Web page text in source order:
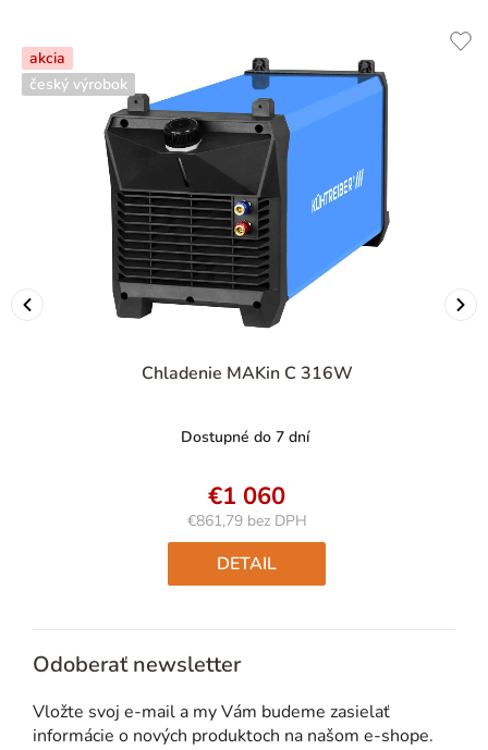
akcia
český výrobok
Chladenie MAKin C 316W
Dostupné do 7 dní
€1 060
€861,79 bez DPH
Jednotková
cena:
DETAIL
Odoberať newsletter
Vložte svoj e-mail a my Vám budeme zasielať
informácie o nových produktoch na našom e-shope.